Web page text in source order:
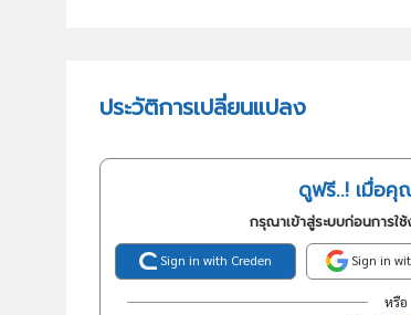
ประวัติการเปลี่ยนแปลง
ดูฟรี..! เมื่อคุ
กรุณาเข้าสู่ระบบก่อนการใ
Sign in with Creden Sign in
หรือ